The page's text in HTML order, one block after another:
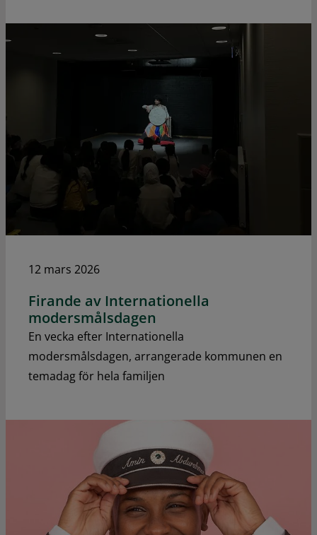
12 mars 2026
Firande av Internationella
modersmålsdagen
En vecka efter Internationella
modersmålsdagen, arrangerade kommunen en
temadag för hela familjen